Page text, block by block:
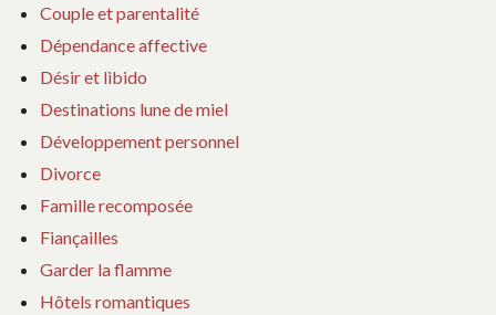
Couple et parentalité
Dépendance affective
Désir et libido
Destinations lune de miel
Développement personnel
Divorce
Famille recomposée
Fiançailles
Garder la flamme
Hôtels romantiques